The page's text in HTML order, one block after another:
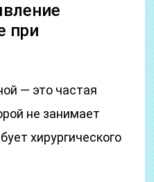
при
— это частая
не занимает
хирургического